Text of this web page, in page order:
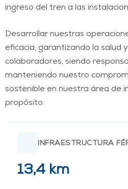
ingreso del tren a las
Desarrollar nuestras
eficacia, garantizando la salud
colaboradores, siendo
manteniendo nuestro
sostenible en nuestra área de
propósito.
INFRAESTRUCTURA
13,4 km